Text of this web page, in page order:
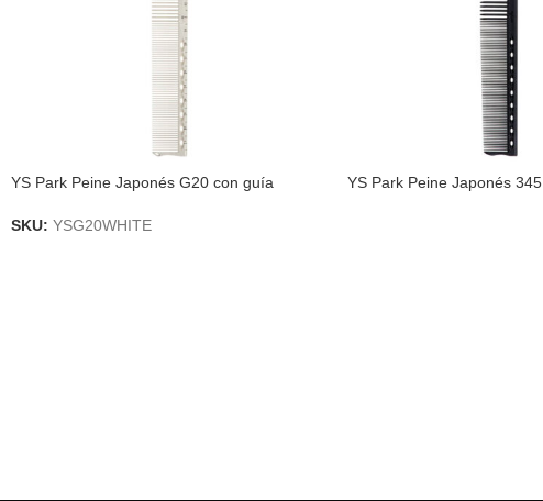
YS Park Peine Japonés G20 con guía
SKU: YSG20WHITE
YS Park Peine Japonés 345